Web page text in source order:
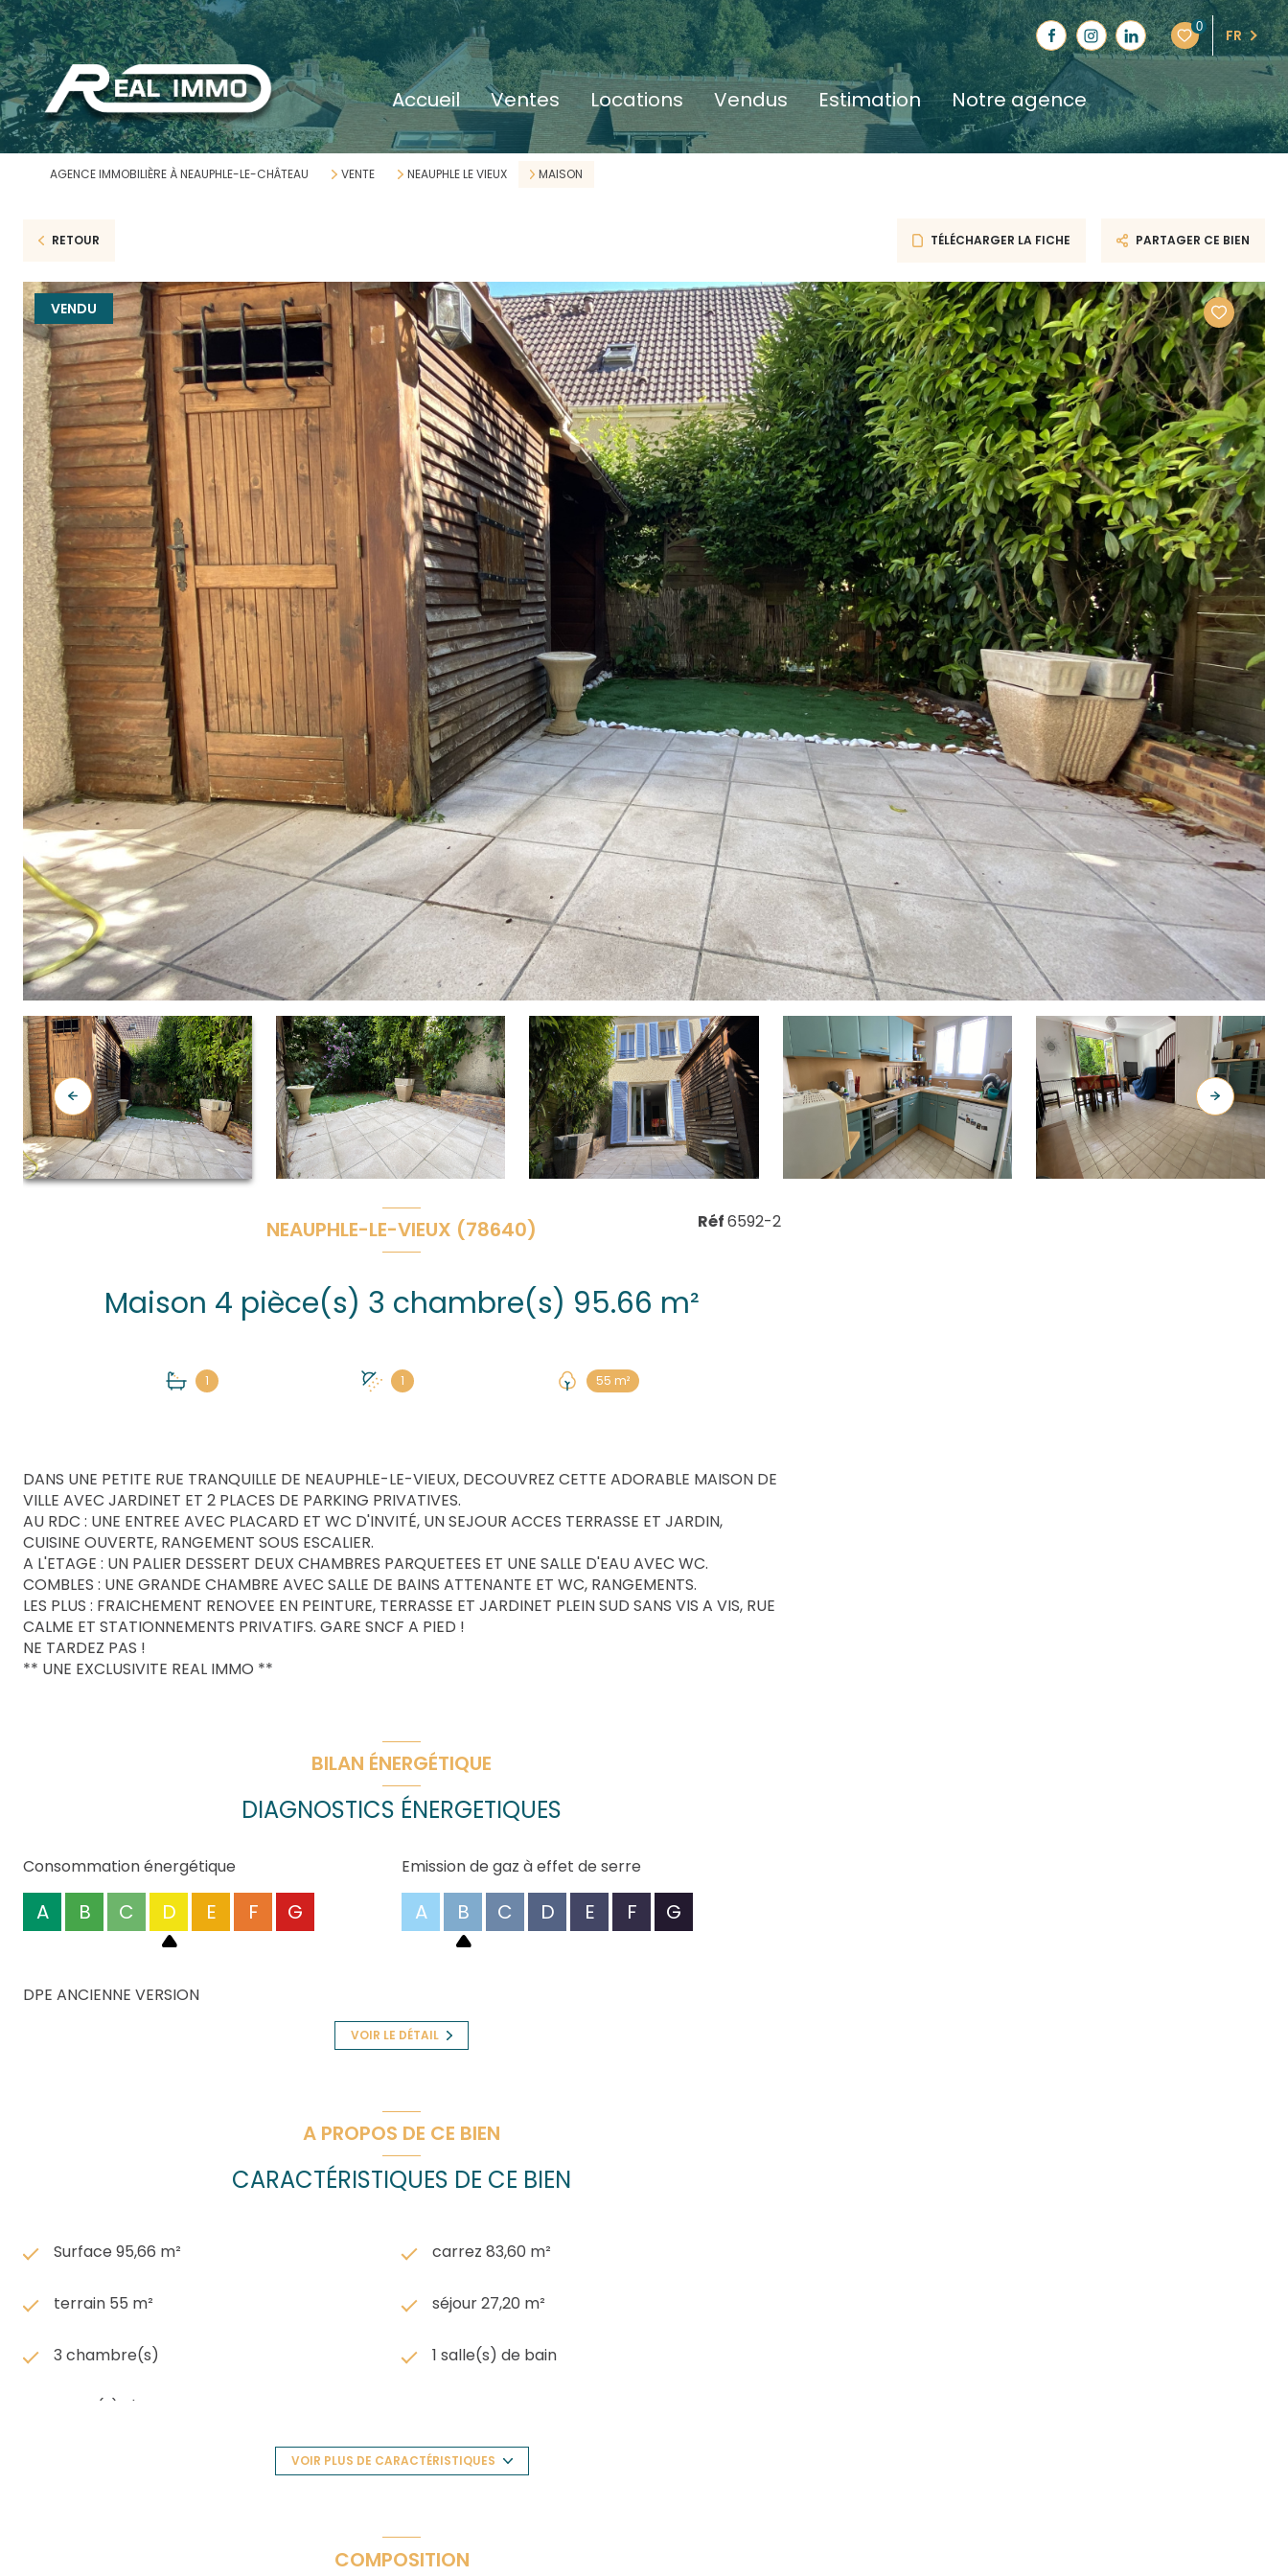
0 FR
accueil ventes locations vendus estimation notre agence
AGENCE IMMOBILIÈRE À NEAUPHLE-LE-CHÂTEAU VENTE NEAUPHLE LE VIEUX MAISON
RETOUR TÉLÉCHARGER LA FICHE PARTAGER CE BIEN
VENDU
NEAUPHLE-LE-VIEUX (78640)
Maison 4 pièce(s) 3 chambre(s) 95.66 m²
1 1 55 m²
Réf6592-2
DANS UNE PETITE RUE TRANQUILLE DE NEAUPHLE-LE-VIEUX, DECOUVREZ CETTE ADORABLE MAISON DE
VILLE AVEC JARDINET ET 2 PLACES DE PARKING PRIVATIVES.
AU RDC : UNE ENTREE AVEC PLACARD ET WC D'INVITÉ, UN SEJOUR ACCES TERRASSE ET JARDIN,
CUISINE OUVERTE, RANGEMENT SOUS ESCALIER.
A L'ETAGE : UN PALIER DESSERT DEUX CHAMBRES PARQUETEES ET UNE SALLE D'EAU AVEC WC.
COMBLES : UNE GRANDE CHAMBRE AVEC SALLE DE BAINS ATTENANTE ET WC, RANGEMENTS.
LES PLUS : FRAICHEMENT RENOVEE EN PEINTURE, TERRASSE ET JARDINET PLEIN SUD SANS VIS A VIS, RUE
CALME ET STATIONNEMENTS PRIVATIFS. GARE SNCF A PIED !
NE TARDEZ PAS !
** UNE EXCLUSIVITE REAL IMMO **
BILAN ÉNERGÉTIQUE
DIAGNOSTICS ÉNERGETIQUES
Consommation énergétique
A B C D E F G
Emission de gaz à effet de serre
A B C D E F G
DPE ANCIENNE VERSION
VOIR LE DÉTAIL
A PROPOS DE CE BIEN
CARACTÉRISTIQUES DE CE BIEN
Surface 95,66 m² carrez 83,60 m²
terrain 55 m² séjour 27,20 m²
3 chambre(s) 1 salle(s) de bain
1 salle(s) d'eau
cuisine américaine (semi-équipée)
Chauffage individuel : radiateur
(electrique)
VOIR PLUS DE CARACTÉRISTIQUES
COMPOSITION